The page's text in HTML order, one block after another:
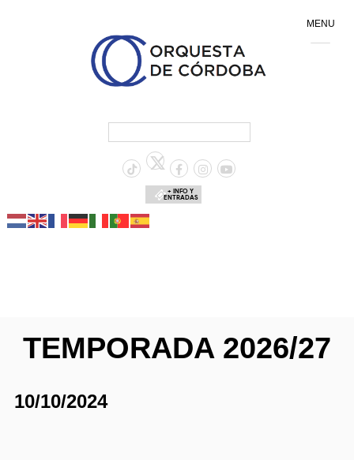
+ INFO Y
ENTRADAS
TEMPORADA 2026/27
10/10/2024
MENU